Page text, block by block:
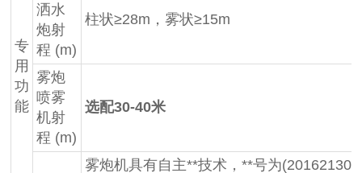
专
用
功
能
洒水
炮射
程 (m)
柱状≥28m，雾状≥15m
雾炮
喷雾
机射
程 (m)
选配30-40米
雾炮机具有自主**技术，**号为